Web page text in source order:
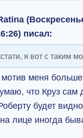
писал:
я вот с таким
меня больше
что Круз сам
будет
лице иногда